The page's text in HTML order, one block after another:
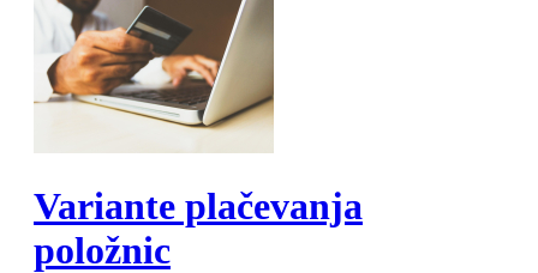
Variante plačevanja
položnic